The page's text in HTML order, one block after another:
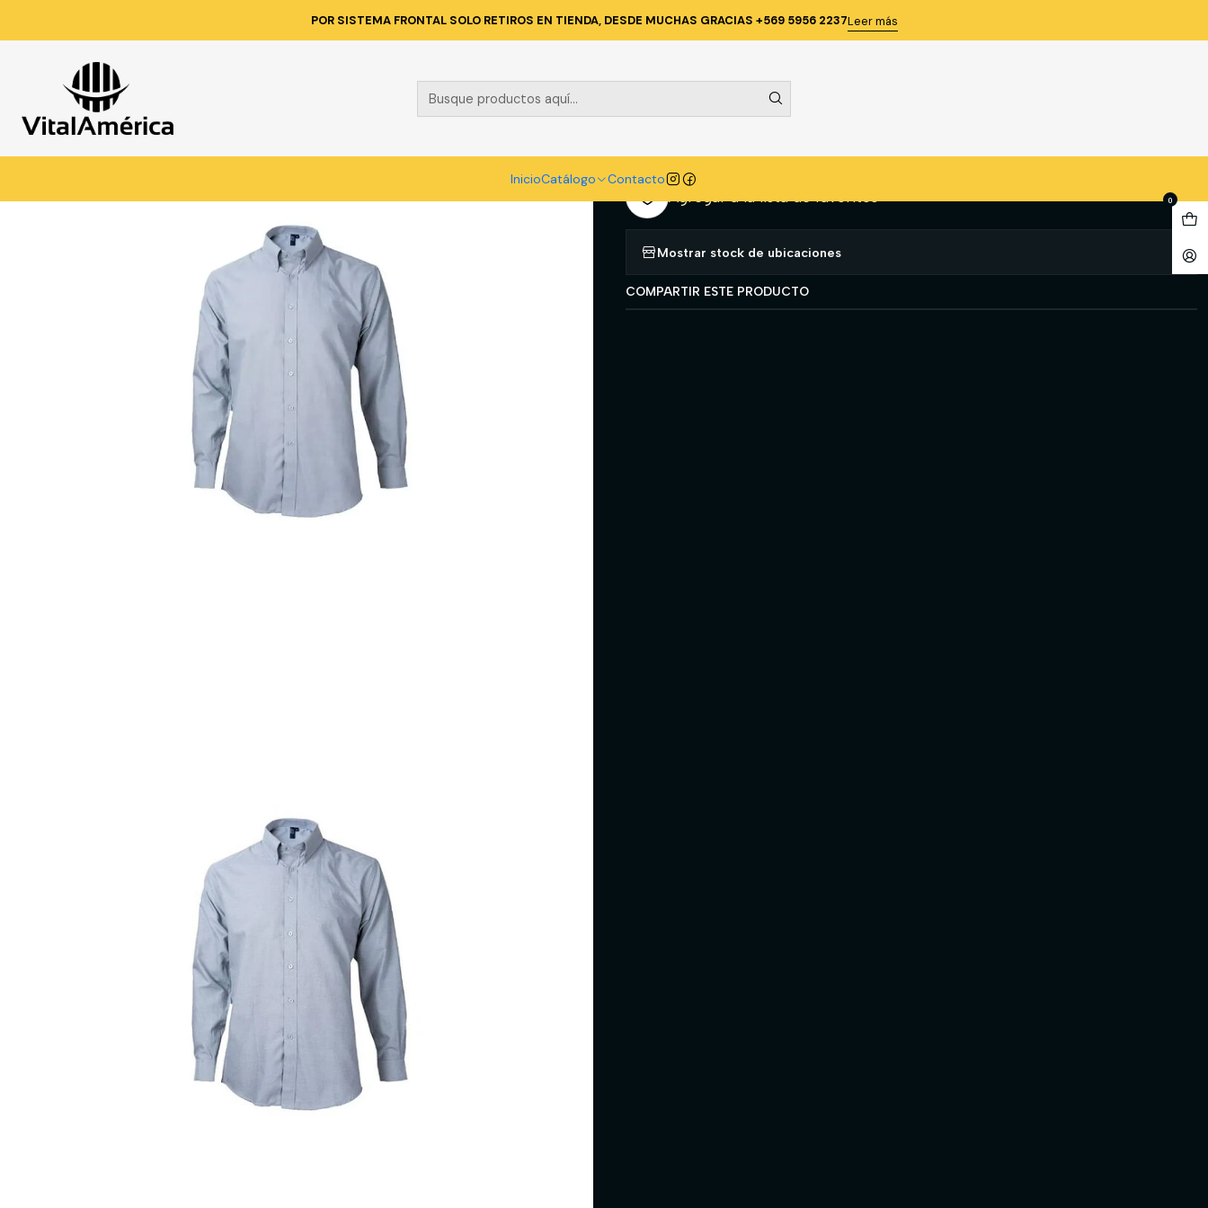
InicioCatálogo Contacto
0
POR SISTEMA FRONTAL SOLO RETIROS EN TIENDA, DESDE MUCHAS GRACIAS +569 5956 2237Leer más
Catálogo VESTIMENTA TECNICA Y CORPORATIVA POLERAS Y CAMISAS CAMISA OXFORD M/L B/SUELTO T/S GRIS
|
CAMISA OXFORD M/L B/SUELTO T/S GRIS
Cantidad
Agregar a la lista de favoritos
Mostrar stock de ubicaciones
COMPARTIR ESTE PRODUCTO